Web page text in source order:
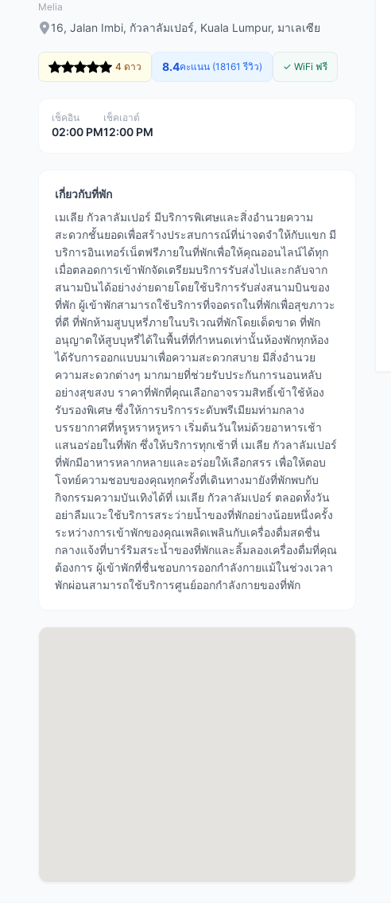
Melia
16, Jalan Imbi, กัวลาลัมเปอร์, Kuala Lumpur, มาเลเซีย
4 ดาว 8.4คะแนน (18161 รีวิว) ✓ WiFi ฟรี
เช็คอิน
02:00 PM
เช็คเอาต์
12:00 PM
เกี่ยวกับที่พัก
เมเลีย กัวลาลัมเปอร์ มีบริการพิเศษและสิ่งอำนวยความ
สะดวกชั้นยอดเพื่อสร้างประสบการณ์ที่น่าจดจำให้กับแขก มี
บริการอินเทอร์เน็ตฟรีภายในที่พักเพื่อให้คุณออนไลน์ได้ทุก
เมื่อตลอดการเข้าพักจัดเตรียมบริการรับส่งไปและกลับจาก
สนามบินได้อย่างง่ายดายโดยใช้บริการรับส่งสนามบินของ
ที่พัก ผู้เข้าพักสามารถใช้บริการที่จอดรถในที่พักเพื่อสุขภาวะ
ที่ดี ที่พักห้ามสูบบุหรี่ภายในบริเวณที่พักโดยเด็ดขาด ที่พัก
อนุญาตให้สูบบุหรี่ได้ในพื้นที่ที่กำหนดเท่านั้นห้องพักทุกห้อง
ได้รับการออกแบบมาเพื่อความสะดวกสบาย มีสิ่งอำนวย
ความสะดวกต่างๆ มากมายที่ช่วยรับประกันการนอนหลับ
อย่างสุขสงบ ราคาที่พักที่คุณเลือกอาจรวมสิทธิ์เข้าใช้ห้อง
รับรองพิเศษ ซึ่งให้การบริการระดับพรีเมียมท่ามกลาง
บรรยากาศที่หรูหราหรูหรา เริ่มต้นวันใหม่ด้วยอาหารเช้า
แสนอร่อยในที่พัก ซึ่งให้บริการทุกเช้าที่ เมเลีย กัวลาลัมเปอร์
ที่พักมีอาหารหลากหลายและอร่อยให้เลือกสรร เพื่อให้ตอบ
โจทย์ความชอบของคุณทุกครั้งที่เดินทางมายังที่พักพบกับ
กิจกรรมความบันเทิงได้ที่ เมเลีย กัวลาลัมเปอร์ ตลอดทั้งวัน
อย่าลืมแวะใช้บริการสระว่ายน้ำของที่พักอย่างน้อยหนึ่งครั้ง
ระหว่างการเข้าพักของคุณเพลิดเพลินกับเครื่องดื่มสดชื่น
กลางแจ้งที่บาร์ริมสระน้ำของที่พักและลิ้มลองเครื่องดื่มที่คุณ
ต้องการ ผู้เข้าพักที่ชื่นชอบการออกกำลังกายแม้ในช่วงเวลา
พักผ่อนสามารถใช้บริการศูนย์ออกกำลังกายของที่พัก